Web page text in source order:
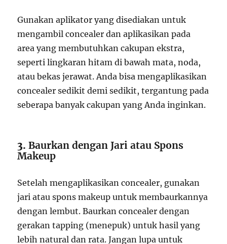
Gunakan aplikator yang disediakan untuk
mengambil concealer dan aplikasikan pada
area yang membutuhkan cakupan ekstra,
seperti lingkaran hitam di bawah mata, noda,
atau bekas jerawat. Anda bisa mengaplikasikan
concealer sedikit demi sedikit, tergantung pada
seberapa banyak cakupan yang Anda inginkan.
3.Baurkan dengan Jari atau Spons
Makeup
Setelah mengaplikasikan concealer, gunakan
jari atau spons makeup untuk membaurkannya
dengan lembut. Baurkan concealer dengan
gerakan tapping (menepuk) untuk hasil yang
lebih natural dan rata. Jangan lupa untuk